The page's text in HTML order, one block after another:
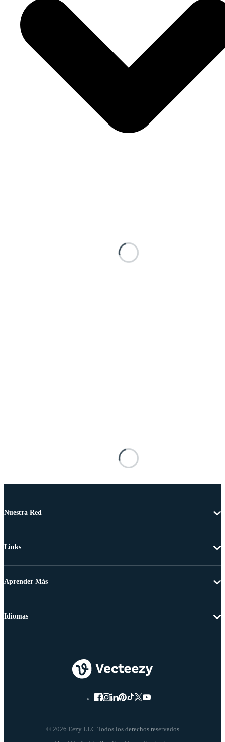
Nuestra Red
Links
Aprender Más
© 2026 Eezy LLC Todos los derechos reservados
Idiomas